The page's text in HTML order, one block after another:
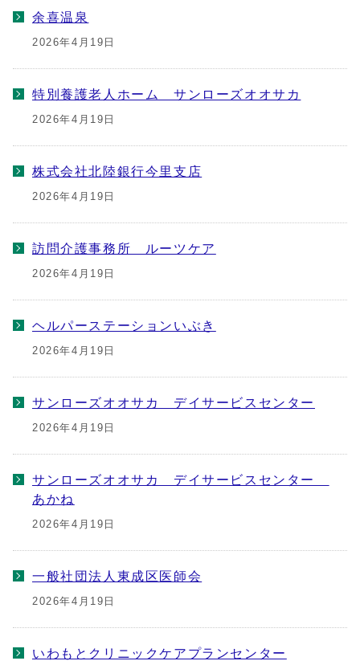
余喜温泉
2026年4月19日
特別養護老人ホーム サンローズオオサカ
2026年4月19日
株式会社北陸銀行今里支店
2026年4月19日
訪問介護事務所 ルーツケア
2026年4月19日
ヘルパーステーションいぶき
2026年4月19日
サンローズオオサカ デイサービスセンター
2026年4月19日
サンローズオオサカ デイサービスセンター
あかね
2026年4月19日
一般社団法人東成区医師会
2026年4月19日
いわもとクリニックケアプランセンター